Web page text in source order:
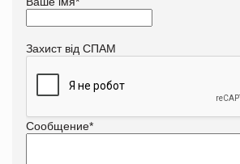
Захист від СПАМ
Сообщение*